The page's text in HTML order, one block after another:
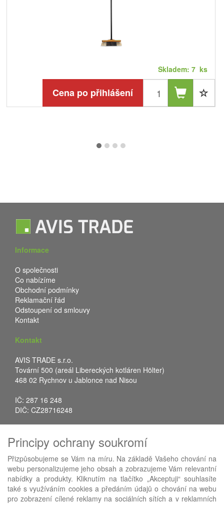
Skladem: 7 ks
Cena po přihlášení
Informace
O společnosti
Co nabízíme
Obchodní podmínky
Reklamační řád
Odstoupení od smlouvy
Kontakt
Kontakt
AVIS TRADE s.r.o.
Tovární 500 (areál Libereckých kotláren Hölter)
468 02 Rychnov u Jablonce nad Nisou
IČ: 287 16 248
DIČ: CZ28716248
Fax: +420 483 034 590
E-mail:info@avistrade.cz
Web:www.avistrade.cz
Principy ochrany soukromí
Přizpůsobujeme se Vám na míru. Na základě Vašeho chování na
webu personalizujeme jeho obsah a zobrazujeme Vám relevantní
nabídky a produkty. Kliknutím na tlačítko „Akceptuji“ souhlasíte
také s využíváním cookies a předáním údajů o chování na webu
pro zobrazení cílené reklamy na sociálních sítích a v reklamních